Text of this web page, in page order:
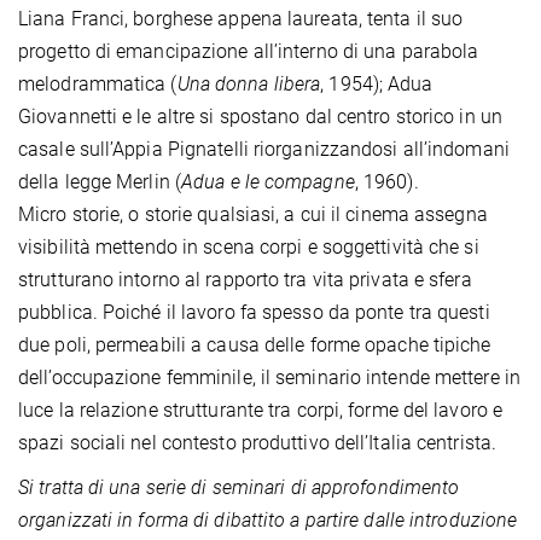
Liana Franci, borghese appena laureata, tenta il suo
progetto di emancipazione all’interno di una parabola
melodrammatica (Una donna libera, 1954); Adua
Giovannetti e le altre si spostano dal centro storico in un
casale sull’Appia Pignatelli riorganizzandosi all’indomani
della legge Merlin (Adua e le compagne, 1960).
Micro storie, o storie qualsiasi, a cui il cinema assegna
visibilità mettendo in scena corpi e soggettività che si
strutturano intorno al rapporto tra vita privata e sfera
pubblica. Poiché il lavoro fa spesso da ponte tra questi
due poli, permeabili a causa delle forme opache tipiche
dell’occupazione femminile, il seminario intende mettere in
luce la relazione strutturante tra corpi, forme del lavoro e
spazi sociali nel contesto produttivo dell’Italia centrista.
Si tratta di una serie di seminari di approfondimento
organizzati in forma di dibattito a partire dalle introduzione